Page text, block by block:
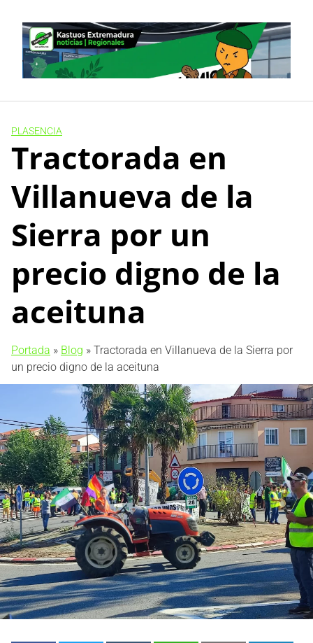
content
PLASENCIA
Tractorada en
Villanueva de la
Sierra por un
precio digno de la
aceituna
Portada » Blog » Tractorada en Villanueva de la Sierra por
un precio digno de la aceituna